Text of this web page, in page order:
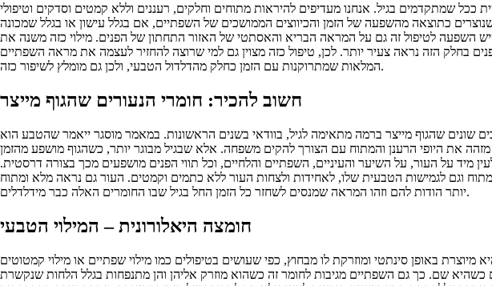
שמתקדמים בגיל. אנחנו מעדיפים להיראות מתוחים וחלקים, רעננים וללא קמטים וסדקים וטיפולי
כתוצאה מהשפעה של הזמן והכיווצים הממושכים של השפתיים, אם בגלל עישון או בגלל שמכונה
השפעה לטיפול זה גם על המראה הבריא והאסתטי של האזור התחתון של הפנים. מילוי כזה משנה את
בחלק הזה נראה צעיר יותר. לכן, טיפול כזה מצוין גם למי שרוצה להחזיר לעצמה את מראה השפתיים
המלאות שמתרוקנות עם הזמן כחלק מהדלדול הטבעי, ולכן גם מומלץ לשיפור כזה.
חשוב להכיר: חומרי הנעורים שהגוף מייצר
שונים שהגוף מייצר ברמה מתאימה לגיל, בוודאי בשנים הראשונות. במאמר מוסגר ייאמר שהטבע הוא
את היופי הרענן והמתוח עם הצורך להקים משפחה. אלא שבגיל מבוגר יותר, כשהגוף מושפע מהזמן
מיד על העור, על השיער והעיניים, השפתיים והלחיים, וכל תווי הפנים מושפעים מכך בצורה דרסטית.
וגם לגמישות הטבעית שלו, לאחידות ולצחות העור ללא כתמים וקמטים. העור גם נראה מלא ומתוח
יותר הודות להם וזהו המראה שמנסים לשחזר כל הזמן החל בגיל שבו החומרים האלה כבר מידלדלים.
חומצה היאלורונית – המילוי הטבעי
באופן סינתטי ומוזרקת לו מבחוץ, כפי שעושים בטיפולים כמו מילוי שפתיים או מילוי קמטוטים
שם. כך גם השפתיים מגיבות לחומר זה כשהוא מוזרק אליהן והן מתנפחות בגלל הלחות שנקשרת